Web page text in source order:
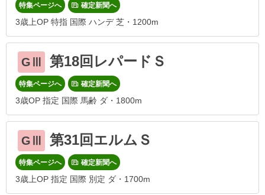
特集ページへ 確定新聞へ
3歳上OP 特指 国際 ハンデ 芝・1200m
GⅢ 第18回レパードＳ
特集ページへ 確定新聞へ
3歳OP 指定 国際 馬齢 ダ・1800m
GⅢ 第31回エルムＳ
特集ページへ 確定新聞へ
3歳上OP 指定 国際 別定 ダ・1700m